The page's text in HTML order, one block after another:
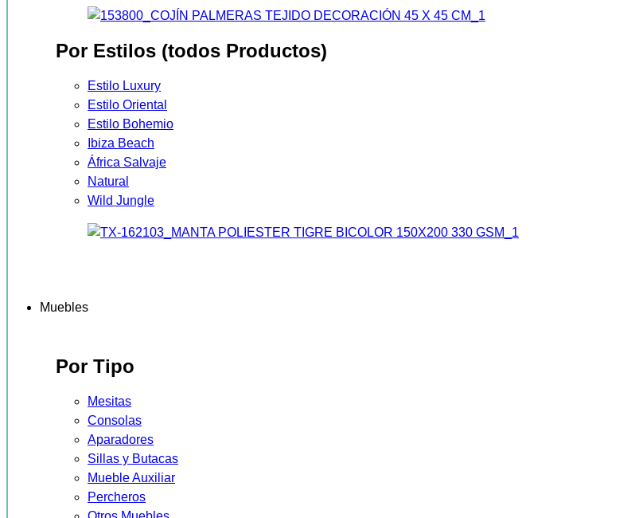
Por Estilos (todos Productos)
Estilo Luxury
Estilo Oriental
Estilo Bohemio
Ibiza Beach
África Salvaje
Natural
Wild Jungle
Muebles
Por Tipo
Mesitas
Consolas
Aparadores
Sillas y Butacas
Mueble Auxiliar
Percheros